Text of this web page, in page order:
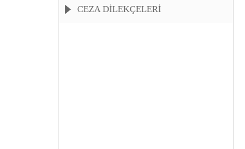
CEZA DİLEKÇELERİ